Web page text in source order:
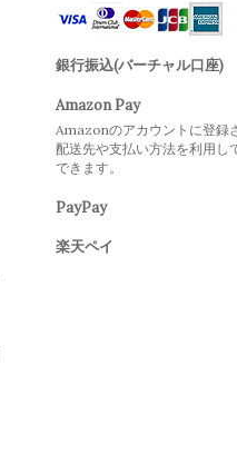
銀行振込(バーチャル口座)
Amazon Pay
Amazonのアカウントに登録
配送先や支払い方法を利用し
できます。
PayPay
楽天ペイ